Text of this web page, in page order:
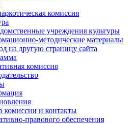
комиссия
учреждения культуры
методические материалы
на другую страницу сайта
комиссия
комиссии и контакты
правового обеспечения